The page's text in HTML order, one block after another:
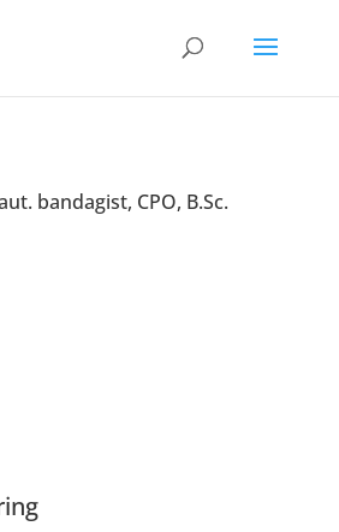
bandagist, CPO, B.Sc.